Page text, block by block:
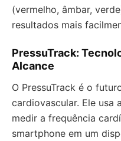
(vermelho, âmbar,
resultados mais
PressuTrack:
Alcance
O PressuTrack é o
cardiovascular. Ele usa
medir a frequência
smartphone em um